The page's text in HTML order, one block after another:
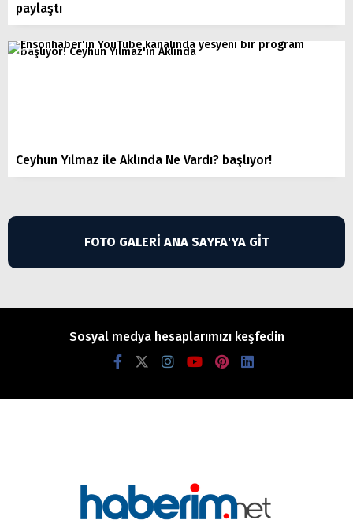
paylaştı
Ceyhun Yılmaz ile Aklında Ne Vardı? başlıyor!
FOTO GALERİ ANA SAYFA'YA GİT
Sosyal medya hesaplarımızı keşfedin